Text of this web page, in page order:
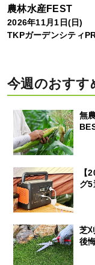
農林水産FEST
2026年11月1日(日)
TKPガーデンシティ
今週のおすす
無
【
グ
芝
後